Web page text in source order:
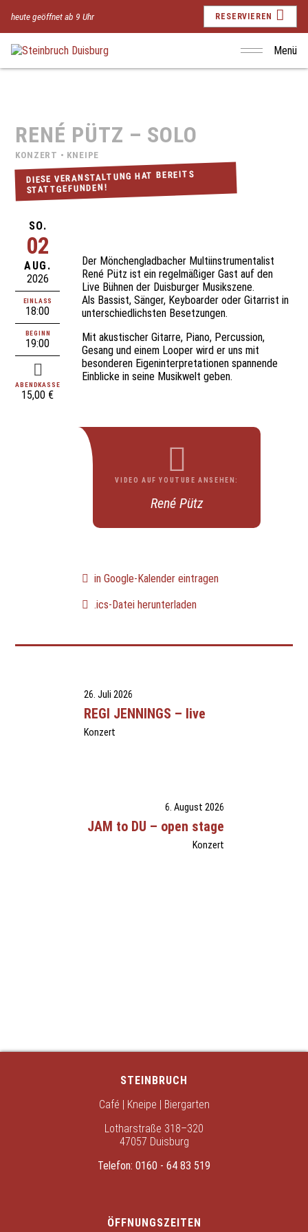
Menü
heute geöffnet ab 9 Uhr RESERVIEREN
RENÉ PÜTZ – SOLO
KONZERT • KNEIPE
DIESE VERANSTALTUNG HAT BEREITS
STATTGEFUNDEN!
SO.
02
AUG.
2026
EINLASS
18:00
BEGINN
19:00
ABENDKASSE
15,00 €
Der Mönchengladbacher Multiinstrumentalist
René Pütz ist ein regelmäßiger Gast auf den
Live Bühnen der Duisburger Musikszene.
Als Bassist, Sänger, Keyboarder oder Gitarrist in
unterschiedlichsten Besetzungen.
Mit akustischer Gitarre, Piano, Percussion,
Gesang und einem Looper wird er uns mit
besonderen Eigeninterpretationen spannende
Einblicke in seine Musikwelt geben.
VIDEO AUF YOUTUBE ANSEHEN:
René Pütz
in Google-Kalender eintragen
.ics-Datei herunterladen
26. Juli 2026
REGI JENNINGS – live
Konzert
6. August 2026
JAM to DU – open stage
Konzert
STEINBRUCH
Café | Kneipe | Biergarten
Lotharstraße 318–320
47057 Duisburg
Telefon: 0160 - 64 83 519
ÖFFNUNGSZEITEN